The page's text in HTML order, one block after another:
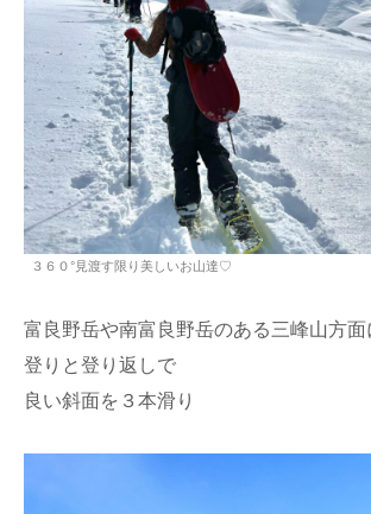
３６０°見渡す限り美しいお山達♡
富良野岳や南富良野岳のある三峰山方面
登りと登り返しで
良い斜面を３本滑り